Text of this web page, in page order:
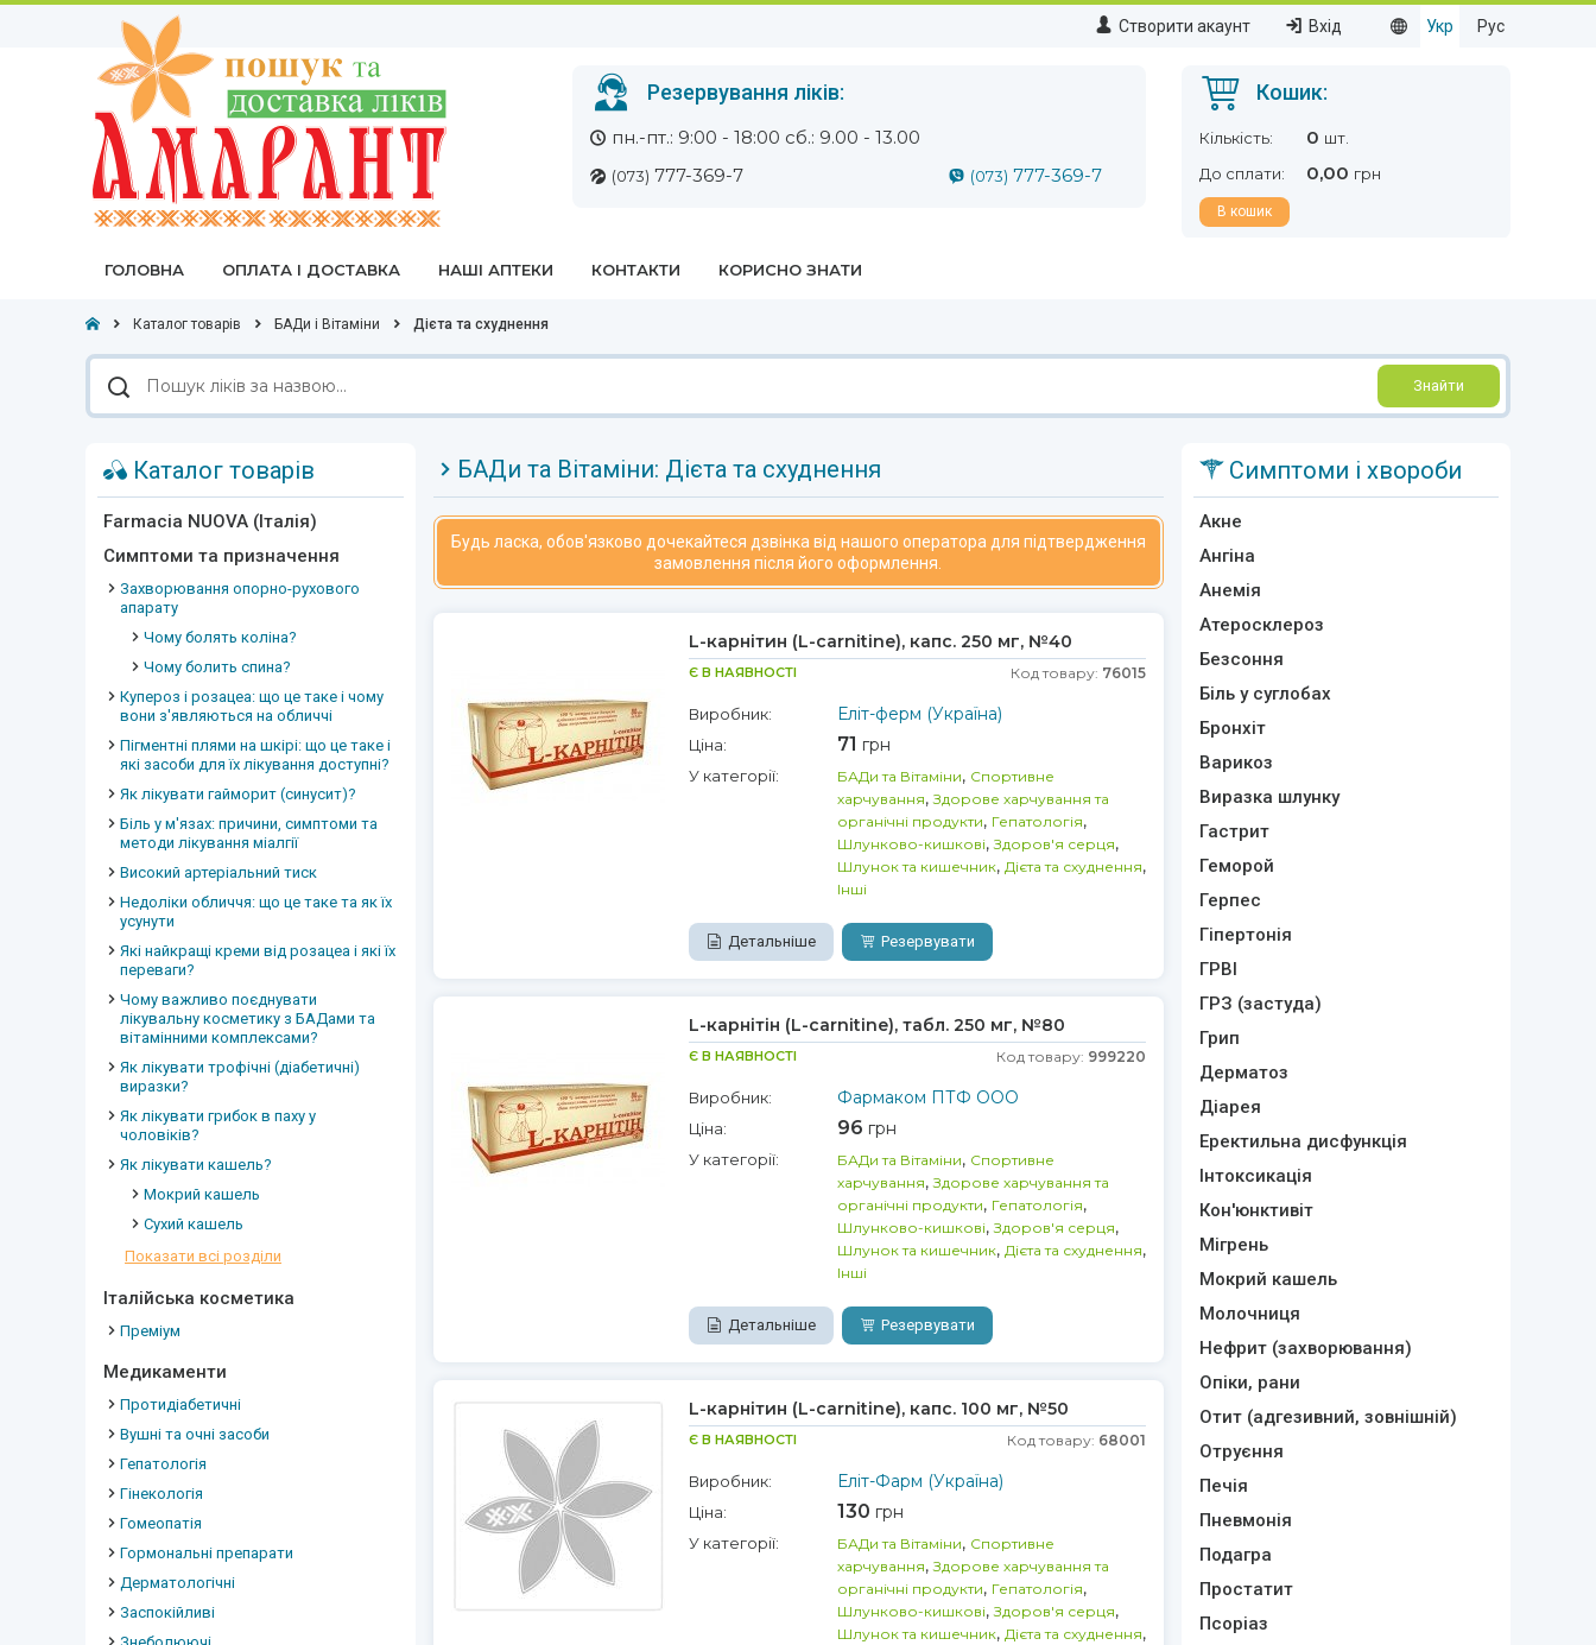
Укр Рус
Створити акаунт Вхід
Резервування ліків:
пн.-пт.: 9:00 - 18:00 сб.: 9.00 - 13.00
(073) 777-369-7 (073) 777-369-7
Кошик:
Кількість: 0 шт.
До сплати:
0,00 грн
В кошик
ГОЛОВНА ОПЛАТА І ДОСТАВКА НАШІ АПТЕКИ КОНТАКТИ КОРИСНО ЗНАТИ
Каталог товарів БАДи і Вітаміни Дієта та схуднення
Пошук
ліків
за
Знайти
Каталог товарів
Farmacia NUOVA (Італія)
Симптоми та призначення
Захворювання опорно-рухового
апарату
Чому болять коліна?
Чому болить спина?
Купероз і розацеа: що це таке і чому
вони з'являються на обличчі
Пігментні плями на шкірі: що це таке і
які засоби для їх лікування доступні?
Як лікувати гайморит (синусит)?
Біль у м'язах: причини, симптоми та
методи лікування міалгії
Високий артеріальний тиск
Недоліки обличчя: що це таке та як їх
усунути
Які найкращі креми від розацеа і які їх
переваги?
Чому важливо поєднувати
лікувальну косметику з БАДами та
вітамінними комплексами?
Як лікувати трофічні (діабетичні)
виразки?
Як лікувати грибок в паху у
чоловіків?
Як лікувати кашель?
Мокрий кашель
Сухий кашель
Показати всі розділи
Італійська косметика
Преміум
Медикаменти
Протидіабетичні
Вушні та очні засоби
Гепатологія
Гінекологія
Гомеопатія
Гормональні препарати
Дерматологічні
Заспокійливі
БАДи та Вітаміни: Дієта та схуднення
Будь ласка, обов'язково дочекайтеся дзвінка від нашого оператора для підтвердження
замовлення після його оформлення.
L-карнітин (L-carnitine), капс. 250 мг, №40
Є В НАЯВНОСТІ Код товару: 76015
Виробник: Еліт-ферм (Україна)
Ціна: 71 грн
У категорії: БАДи та Вітаміни, Спортивне
харчування,Здорове харчування та
органічні продукти, Гепатологія,
Шлунково-кишкові,Здоров'я серця,
Шлунок та кишечник, Дієта та схуднення,
Інші
Детальніше Резервувати
L-карнітін (L-carnitine), табл. 250 мг, №80
Є В НАЯВНОСТІ Код товару: 999220
Виробник: Фармаком ПТФ ООО
Ціна: 96 грн
У категорії: БАДи та Вітаміни, Спортивне
харчування,Здорове харчування та
органічні продукти, Гепатологія,
Шлунково-кишкові,Здоров'я серця,
Шлунок та кишечник, Дієта та схуднення,
Інші
Детальніше Резервувати
L-карнітин (L-carnitine), капс. 100 мг, №50
Є В НАЯВНОСТІ Код товару: 68001
Виробник: Еліт-Фарм (Україна)
Ціна: 130 грн
У категорії: БАДи та Вітаміни, Спортивне
харчування,Здорове харчування та
органічні продукти, Гепатологія,
Шлунково-кишкові,Здоров'я серця,
Шлунок та кишечник, Дієта та схуднення,
Симптоми і хвороби
Акне
Ангіна
Анемія
Атеросклероз
Безсоння
Біль у суглобах
Бронхіт
Варикоз
Виразка шлунку
Гастрит
Геморой
Герпес
Гіпертонія
ГРВІ
ГРЗ (застуда)
Грип
Дерматоз
Діарея
Еректильна дисфункція
Інтоксикація
Кон'юнктивіт
Мігрень
Мокрий кашель
Молочниця
Нефрит (захворювання)
Опіки, рани
Отит (адгезивний, зовнішній)
Отруєння
Печія
Пневмонія
Подагра
Простатит
Псоріаз